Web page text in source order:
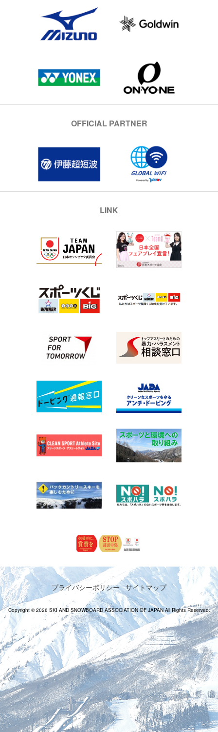
OFFICIAL PARTNER
LINK
プライバシーポリシー サイトマップ
Copyright © 2026 SKI AND SNOWBOARD ASSOCIATION OF JAPAN All Rights Reserved.